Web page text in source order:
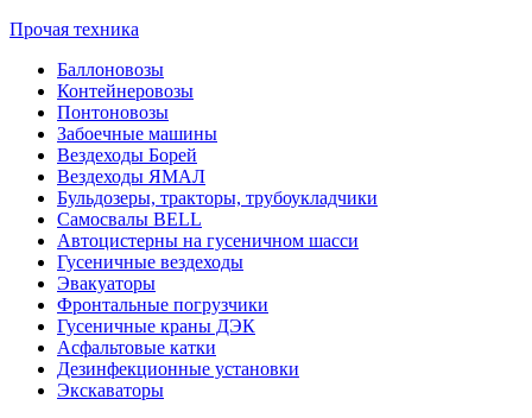
Прочая техника
Баллоновозы
Контейнеровозы
Понтоновозы
Забоечные машины
Вездеходы Борей
Вездеходы ЯМАЛ
Бульдозеры, тракторы, трубоукладчики
Самосвалы BELL
Автоцистерны на гусеничном шасси
Гусеничные вездеходы
Эвакуаторы
Фронтальные погрузчики
Гусеничные краны ДЭК
Асфальтовые катки
Дезинфекционные установки
Экскаваторы